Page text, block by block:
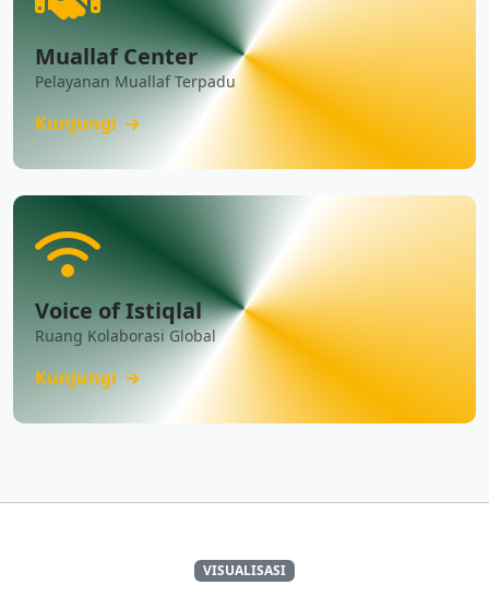
Muallaf Center
Pelayanan Muallaf Terpadu
Kunjungi
Voice of Istiqlal
Ruang Kolaborasi Global
Kunjungi
VISUALISASI